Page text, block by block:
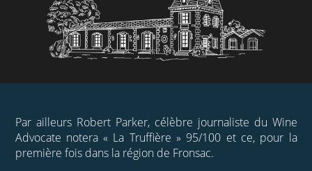
Par ailleurs Robert Parker, célèbre journaliste du Wine
Advocate notera « La Truffière » 95/100 et ce, pour la
première fois dans la région de Fronsac.